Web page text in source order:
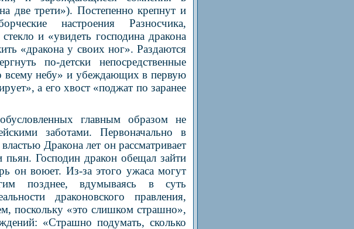
две трети»). Постепенно крепнут и
настроения Разносчика,
и «увидеть господина дракона
«дракона у своих ног». Раздаются
по-детски непосредственные
всему небу» и убеждающих в первую
а его хвост «поджат по заранее
главным образом не
заботами. Первоначально в
Дракона лет он рассматривает
Господин дракон обещал зайти
он воюет. Из-за этого ужаса могут
позднее, вдумываясь в суть
драконовского правления,
поскольку «это слишком страшно»,
«Страшно подумать, сколько